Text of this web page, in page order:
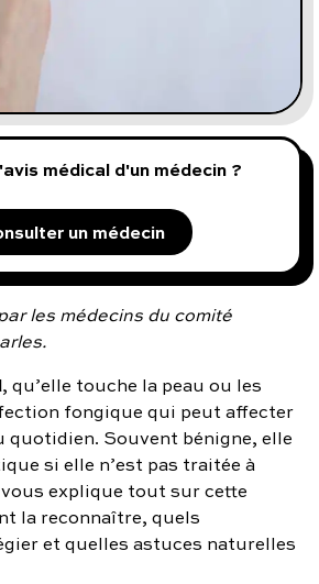
:
questions :
médical d'un médecin ?
un médecin
les médecins du comité
, qu’elle touche la peau ou les
fongique qui peut affecter
quotidien. Souvent bénigne, elle
si elle n’est pas traitée à
explique tout sur cette
la reconnaître, quels
et quelles astuces naturelles